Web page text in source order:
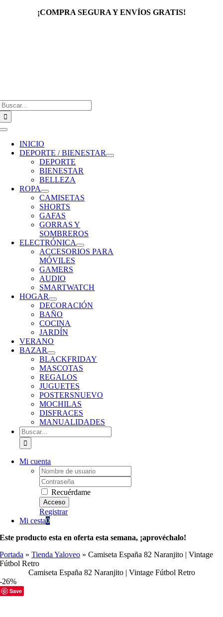
¡COMPRA SEGURA Y ENVÍOS GRATIS!
Toggle
Navigation
INICIO
DEPORTE / BIENESTAR
DEPORTE
BIENESTAR
BELLEZA
ROPA
CAMISETAS
SHORTS
GAFAS
GORRAS Y
SOMBREROS
ELECTRÓNICA
ACCESORIOS PARA
MÓVILES
GAMERS
AUDIO
SMARTWATCH
HOGAR
DECORACIÓN
BAÑO
COCINA
JARDÍN
VERANO
BAZAR
BLACKFRIDAY
MASCOTAS
REGALOS
JUGUETES
POSTERSNUEVO
MOCHILAS
DISFRACES
MANUALIDADES
Buscar:
Mi cuenta
Username:
Password:
Recuérdame
Registrar
Mi cesta0
Este producto esta en oferta esta semana, ¡aprovéchalo!
Portada »Tienda Yaloveo »Camiseta España 82 Naranjito | Vintage
Fútbol Retro
Camiseta España 82 Naranjito | Vintage Fútbol Retro
-26%
Save